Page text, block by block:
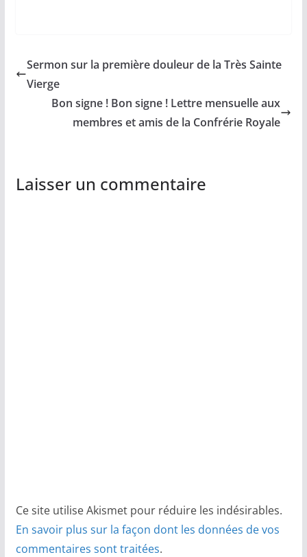
Sermon sur la première douleur de la Très Sainte
Vierge
Bon signe ! Bon signe ! Lettre mensuelle aux
membres et amis de la Confrérie Royale
Laisser un commentaire
Ce site utilise Akismet pour réduire les indésirables.
En savoir plus sur la façon dont les données de vos
commentaires sont traitées.